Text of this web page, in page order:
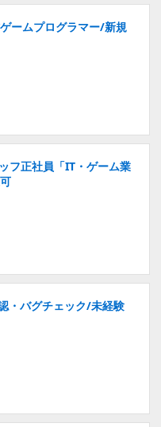
ームプログラマー/新規
フ正社員「IT・ゲーム業
・バグチェック/未経験